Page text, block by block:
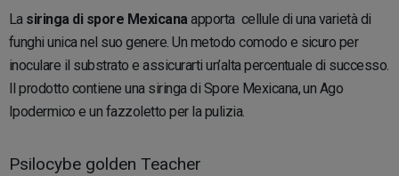
Lasiringa di spore Mexicana apporta cellule di una varietà di
funghi unica nel suo genere. Un metodo comodo e sicuro per
inoculare il substrato e assicurarti un’alta percentuale di successo.
Il prodotto contiene una siringa di Spore Mexicana, un Ago
Ipodermico e un fazzoletto per la pulizia.
Psilocybe golden Teacher